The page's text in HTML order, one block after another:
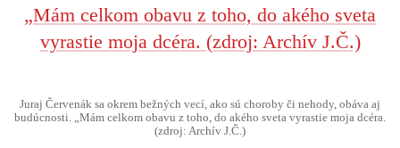
Juraj Červenák sa okrem bežných vecí, ako sú choroby či nehody, obáva aj
budúcnosti. „Mám celkom obavu z toho, do akého sveta vyrastie moja dcéra.
(zdroj: Archív J.Č.)